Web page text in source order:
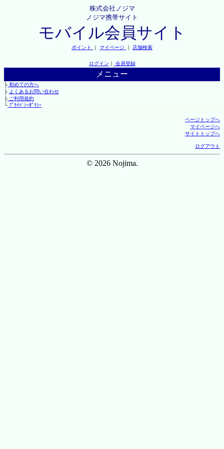
株式会社ノジマ
ノジマ携帯サイト
モバイル会員サイト
ポイント ｜ マイページ ｜ 店舗検索
ログイン ｜ 会員登録
メニュー
├初めての方へ
├ よくあるお問い合わせ
├ご利用規約
└ﾌﾟﾗｲﾊﾞｼｰﾎﾟﾘｼｰ
ページトップへ
マイページへ
サイトトップへ
ログアウト
© 2026 Nojima.